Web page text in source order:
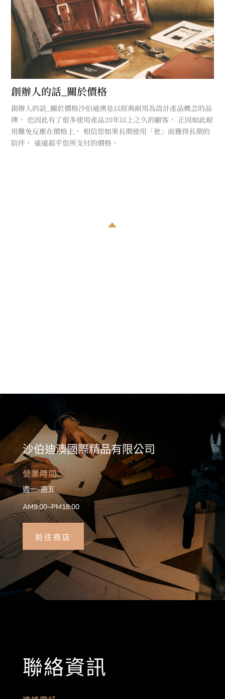
創辦人的話_關於價格
創辦人的話_關於價格沙伯迪澳是以經典耐用為設計產品概念的品
牌， 也因此有了很多使用產品20年以上之久的顧客， 正因如此耐
用難免反應在價格上， 相信您如果長期使用「他」而獲得長期的
陪伴， 遠遠超乎您所支付的價格。
B
沙伯迪澳國際精品有限公司
營業時間
週一~週五
AM9:00~PM18:00
前往商店
聯絡資訊